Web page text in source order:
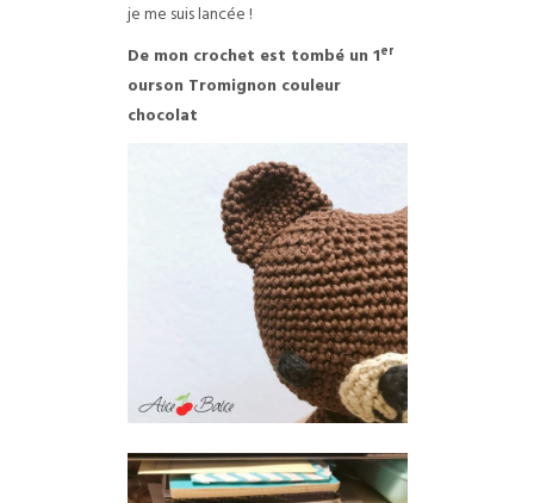
je me suis lancée !
De mon crochet est tombé un 1er
ourson Tromignon couleur
chocolat